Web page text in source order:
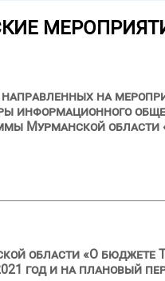
на
информационного
Мурманской
области «О бюджете
год и на плановый